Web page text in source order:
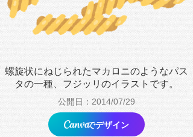
螺旋状にねじられたマカロニのようなパス
タの一種、フジッリのイラストです。
公開日：2014/07/29
でデザイン